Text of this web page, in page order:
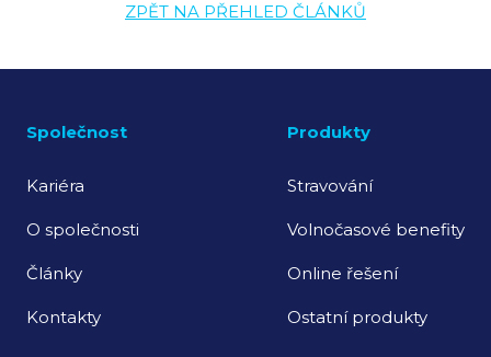
ZPĚT NA PŘEHLED ČLÁNKŮ
Společnost
Kariéra
O společnosti
Články
Kontakty
Produkty
Stravování
Volnočasové benefity
Online řešení
Ostatní produkty